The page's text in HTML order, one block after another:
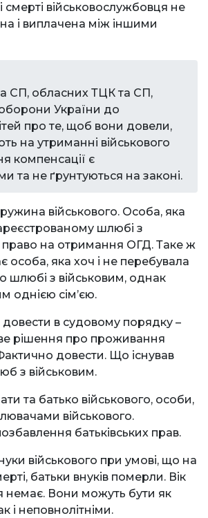
смерті військовослужбовця не
і виплачена між іншими
СП, обласних ТЦК та СП,
оборони України до
про те, щоб вони довели,
на утриманні військового
компенсації є
та не ґрунтуються на законі.
військового. Особа, яка
шлюбі з
право на отримання ОГД. Таке ж
особа, яка хоч і не перебувала
шлюбі з військовим, однак
однією сімʼєю.
в судовому порядку –
рішення про проживання
довести. Що існував
з військовим.
та батько військового, особи,
військового.
батьківських прав.
військового при умові, що на
батьки внуків померли. Вік
немає. Вони можуть бути як
і неповнолітніми.